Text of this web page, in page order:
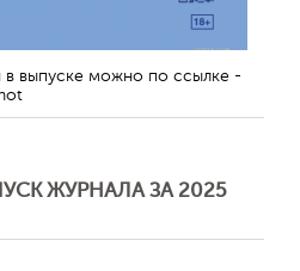
в выпуске можно по ссылке -
ЖУРНАЛА ЗА 2025